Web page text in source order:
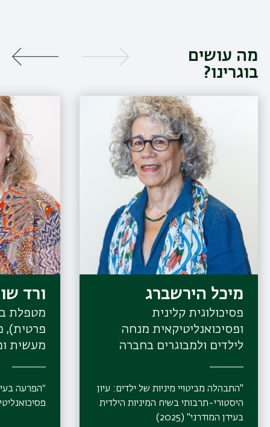
מה עושים
בוגרינו?
מיכל הירשברג
פסיכולוגית קלינית
ופסיכואנליטיקאית מנחה
לילדים ולמבוגרים בחברה
"התבהלה מביטויי מיניות של ילדים: עיון
היסטורי-תרבותי בשיח המיניות הילדית
בעידן המודרני" (2025)
ורד
מטפלת
פרטית),
מעשית
״הפרעה
פסיכואנליטי,